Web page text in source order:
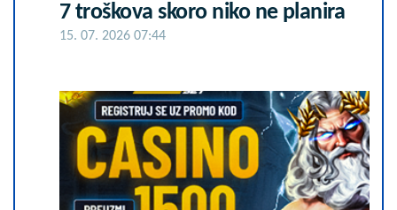
7 troškova skoro niko ne planira
15. 07. 2026 07:44